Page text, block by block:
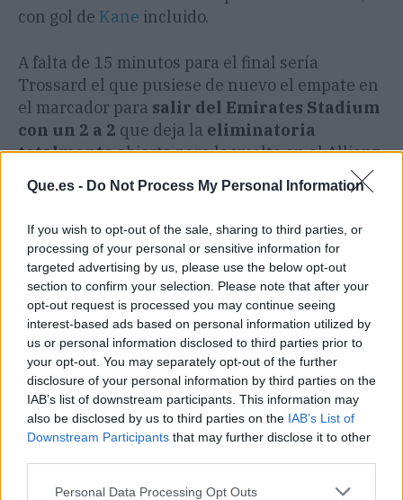
Que.es - Do Not Process My Personal Information
If you wish to opt-out of the sale, sharing to third parties, or
processing of your personal or sensitive information for
targeted advertising by us, please use the below opt-out
section to confirm your selection. Please note that after your
opt-out request is processed you may continue seeing
interest-based ads based on personal information utilized by
us or personal information disclosed to third parties prior to
your opt-out. You may separately opt-out of the further
disclosure of your personal information by third parties on the
IAB’s list of downstream participants. This information may
also be disclosed by us to third parties on the IAB’s List of
Downstream Participants that may further disclose it to other
Personal Data Processing Opt Outs
con gol de Kane incluido.
A falta de 15 minutos para el final sería
Trossard el que pusiese de nuevo el empate en
el marcador para salir del Emirates Stadium
con un 2 a 2 que deja la eliminatoria
totalmenteabierta para la vuelta en el Allianz
Arena. El resultado podría haber sido distinto
de funcionar bien el VAR.
Artículo anterior
Los ingresos
comerciales de los
clubes de LALIGA se
incrementan un 23% en
la última temporada
Artículo siguiente
Le Normand a un paso
del Atlético: la condición
final